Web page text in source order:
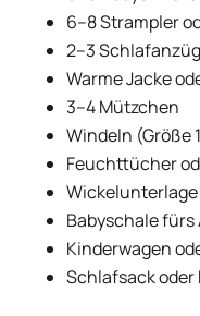
6–8 Strampler
2–3
Warme Jacke
3–4 Mützchen
Windeln (Größe
Feuchttücher
Wickelunterlage
Babyschale fürs
Kinderwagen
Schlafsack oder